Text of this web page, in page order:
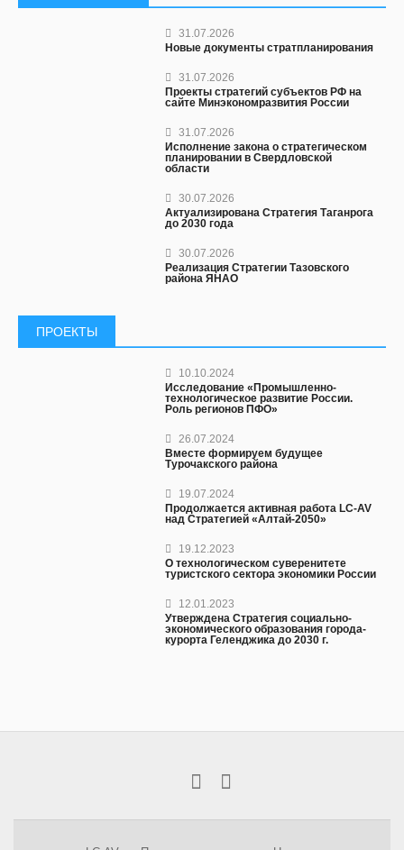
31.07.2026
Новые документы стратпланирования
31.07.2026
Проекты стратегий субъектов РФ на
сайте Минэкономразвития России
31.07.2026
Исполнение закона о стратегическом
планировании в Свердловской
области
30.07.2026
Актуализирована Стратегия Таганрога
до 2030 года
30.07.2026
Реализация Стратегии Тазовского
района ЯНАО
ПРОЕКТЫ
10.10.2024
Исследование «Промышленно-
технологическое развитие России.
Роль регионов ПФО»
26.07.2024
Вместе формируем будущее
Турочакского района
19.07.2024
Продолжается активная работа LC-AV
над Стратегией «Алтай-2050»
19.12.2023
О технологическом суверенитете
туристского сектора экономики России
12.01.2023
Утверждена Стратегия социально-
экономического образования города-
курорта Геленджика до 2030 г.